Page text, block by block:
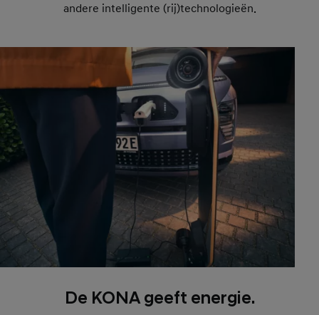
andere intelligente (rij)technologieën.
De KONA geeft energie.